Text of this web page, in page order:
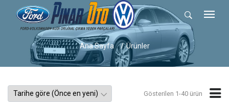
Ana Sayfa Ürünler
Gösterilen 1-40 ürün